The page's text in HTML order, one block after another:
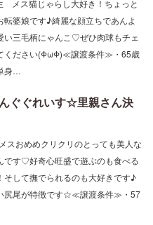
メス猫じゃらし大好き！ちょっと
転婆娘です♪綺麗な顔立ちであんよ
い三毛柄にゃんこ♡ぜひ肉球もチェ
ください(ΦωΦ)≪譲渡条件≫・65歳
身…
ぐぐれいす☆里親さん決
おめめクリクリのとっても美人な
です♡好奇心旺盛で遊ぶのも食べる
そして撫でられるのも大好きです♪
尻尾が特徴です☆≪譲渡条件≫・57